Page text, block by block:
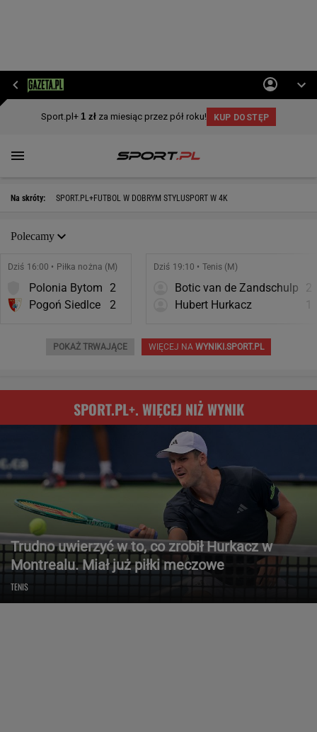
Na skróty: SPORT.PL+FUTBOL W DOBRYM STYLUSPORT W 4K
Polecamy
Dziś 16:00 • Piłka nożna (M)
Polonia Bytom
2
Pogoń Siedlce
2
Dziś 19:10 • Tenis (M)
Botic van de Zandschulp
2
Hubert Hurkacz
1
POKAŻ TRWAJĄCE WIĘCEJ NA WYNIKI.SPORT.PL
SPORT.PL+. WIĘCEJ NIŻ WYNIK
Trudno uwierzyć w to, co zrobił Hurkacz w
Montrealu. Miał już piłki meczowe
TENIS